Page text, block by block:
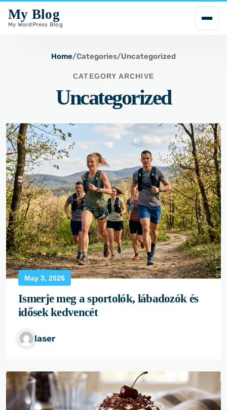
i
p
e
n
t
My Blog
My WordPress Blog
Home/Categories/Uncategorized
CATEGORY ARCHIVE
Uncategorized
May 3, 2026
Ismerje meg a sportolók, lábadozók és
idősek kedvencét
laser